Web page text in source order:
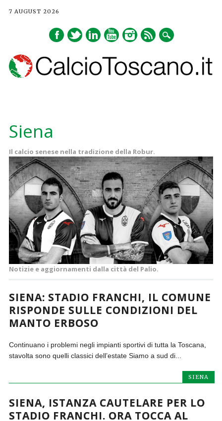
7 AUGUST 2026
content
Siena
Il calcio senese nella tradizione della Robur.
Notizie e aggiornamenti dalla città del Palio.
SIENA: STADIO FRANCHI, IL COMUNE
RISPONDE SULLE CONDIZIONI DEL
MANTO ERBOSO
Continuano i problemi negli impianti sportivi di tutta la Toscana,
stavolta sono quelli classici dell’estate Siamo a sud di...
SIENA
SIENA, ISTANZA CAUTELARE PER LO
STADIO FRANCHI. ORA TOCCA AL